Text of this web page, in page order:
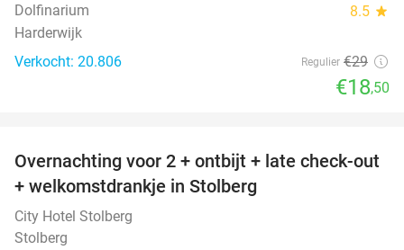
Dolfinarium 8.5 star
Harderwijk
Verkocht: 20.806
Regulier €29
€18,50
33%
Overnachting voor 2 + ontbijt + late check-out
+ welkomstdrankje in Stolberg
City Hotel Stolberg
Stolberg